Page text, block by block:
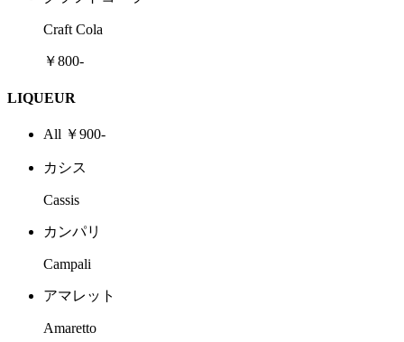
Craft Cola
￥800-
LIQUEUR
All ￥900-
カシス
Cassis
カンパリ
Campali
アマレット
Amaretto